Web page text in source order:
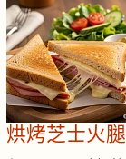
烘烤芝士火